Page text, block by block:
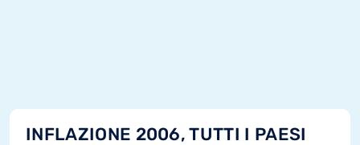
INFLAZIONE 2006, TUTTI I PAESI